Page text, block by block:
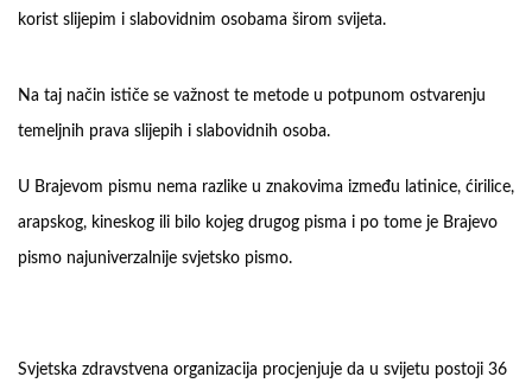
korist slijepim i slabovidnim osobama širom svijeta.
Na taj način ističe se važnost te metode u potpunom ostvarenju
temeljnih prava slijepih i slabovidnih osoba.
U Brajevom pismu nema razlike u znakovima između latinice, ćirilice,
arapskog, kineskog ili bilo kojeg drugog pisma i po tome je Brajevo
pismo najuniverzalnije svjetsko pismo.
Svjetska zdravstvena organizacija procjenjuje da u svijetu postoji 36